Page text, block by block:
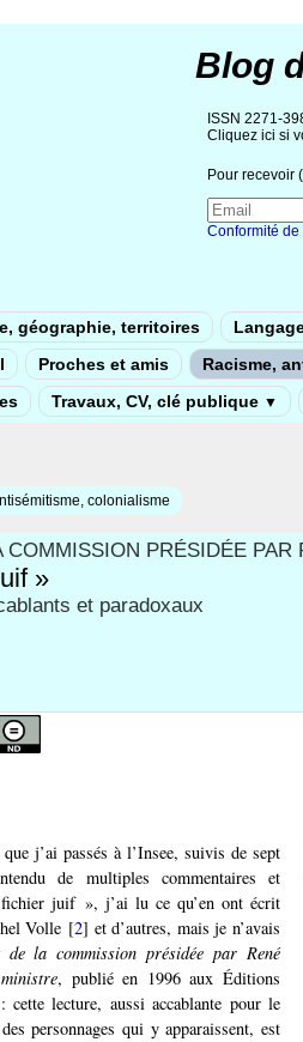
Blog
ISSN 2271-
Cliquez ici si
Pour recevoir
Conformité de
géographie, territoires
Proches et amis Racisme,
Travaux, CV, clé publique ▼
colonialisme
COMMISSION PRÉSIDÉE PAR
»
et paradoxaux
j’ai passés à l’Insee, suivis de sept
de multiples commentaires et
juif », j’ai lu ce qu’en ont écrit
Volle [2] et d’autres, mais je n’avais
de la commission présidée par René
, publié en 1996 aux Éditions
lecture, aussi accablante pour le
personnages qui y apparaissent, est